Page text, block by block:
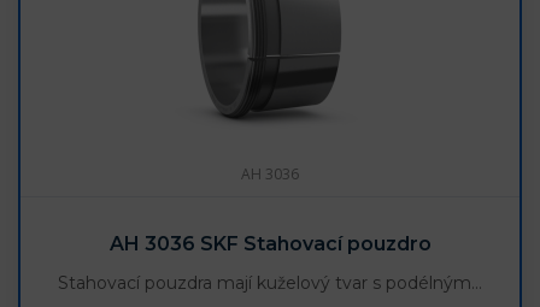
AH 3036
AH 3036 SKF Stahovací pouzdro
Stahovací pouzdra mají kuželový tvar s podélným…